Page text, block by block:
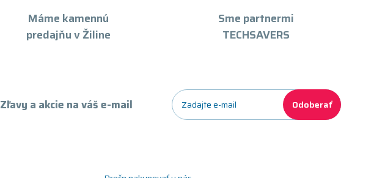
Máme kamennú
predajňu v Žiline
Sme partnermi
TECHSAVERS
Zľavy a akcie na váš e-mail Odoberať